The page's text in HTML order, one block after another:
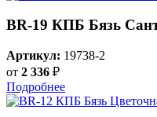
BR-19 КПБ Бязь
Артикул: 19738-2
от 2 336 ₽
Подробнее